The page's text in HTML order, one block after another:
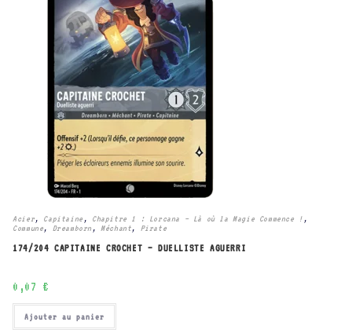
Acier, Capitaine , Chapitre 1 : Lorcana – Là où la Magie Commence ! ,
Commune, Dreamborn , Méchant, Pirate
174/204 CAPITAINE CROCHET – DUELLISTE AGUERRI
0,07 €
Ajouter au panier